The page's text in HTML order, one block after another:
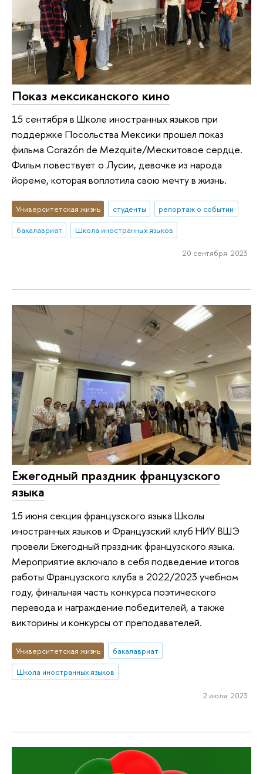
Показ мексиканского кино
15 сентября в Школе иностранных языков при
поддержке Посольства Мексики прошел показ
фильма Corazón de Mezquite/Мескитовое сердце.
Фильм повествует о Лусии, девочке из народа
йореме, которая воплотила свою мечту в жизнь.
Университетская жизнь студенты
репортаж о событии
бакалавриат
Школа иностранных языков
20 сентября 2023
Ежегодный праздник французского
языка
15 июня секция французского языка Школы
иностранных языков и Французский клуб НИУ ВШЭ
провели Ежегодный праздник французского языка.
Мероприятие включало в себя подведение итогов
работы Французского клуба в 2022/2023 учебном
году, финальная часть конкурса поэтического
перевода и награждение победителей, а также
викторины и конкурсы от преподавателей.
Университетская жизнь
бакалавриат
Школа иностранных языков
2 июля 2023